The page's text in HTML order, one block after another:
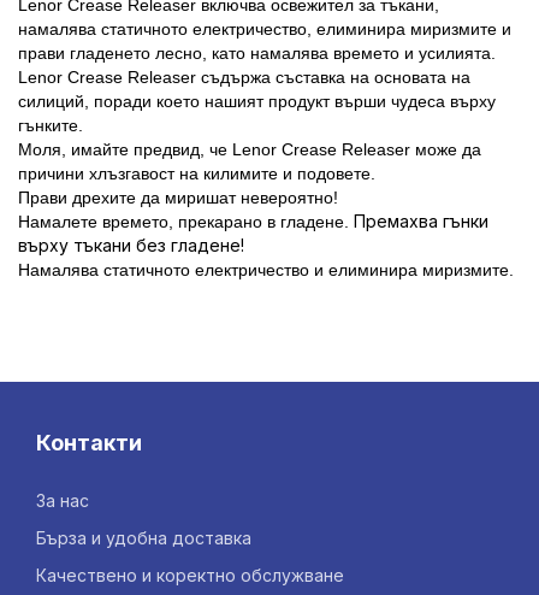
Lenor Crease Releaser включва освежител за тъкани,
намалява статичното електричество, елиминира миризмите и
прави гладенето лесно, като намалява времето и усилията.
Lenor Crease Releaser съдържа съставка на основата на
силиций, поради което нашият продукт върши чудеса върху
гънките.
Моля, имайте предвид, че Lenor Crease Releaser може да
причини хлъзгавост на килимите и подовете.
Прави дрехите да миришат невероятно!
Намалете времето, прекарано в гладене. Премахва гънки
върху тъкани без гладене!
Намалява статичното електричество и елиминира миризмитe.
Контакти
За нас
Бърза и удобна доставка
Качествено и коректно обслужване